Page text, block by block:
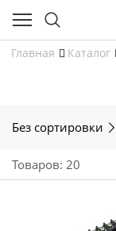
Главная Каталог
Без сортировки
Товаров: 20